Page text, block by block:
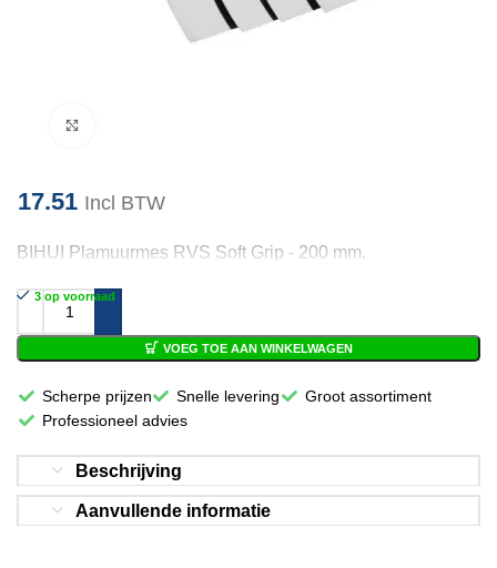
17.51 Incl BTW
BIHUI Plamuurmes RVS Soft Grip - 200 mm.
3 op voorraad
VOEG TOE AAN WINKELWAGEN
Scherpe prijzen Snelle levering
Groot assortiment
Professioneel advies
Beschrijving
Aanvullende informatie